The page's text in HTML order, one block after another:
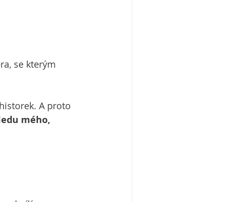
se kterým
A proto
mého,